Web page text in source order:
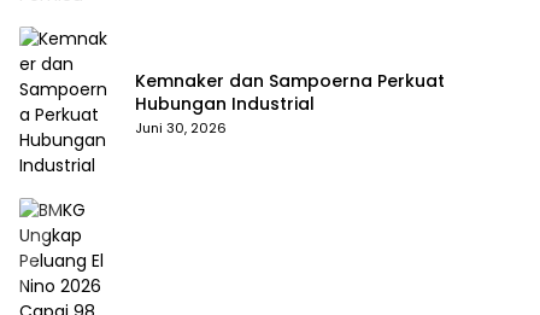
Kemnaker dan Sampoerna Perkuat
Hubungan Industrial
Juni 30, 2026